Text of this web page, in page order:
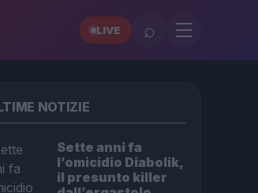
LIVE ⌕
NOTIZIE
Sette anni fa
l’omicidio Diabolik,
il presunto killer